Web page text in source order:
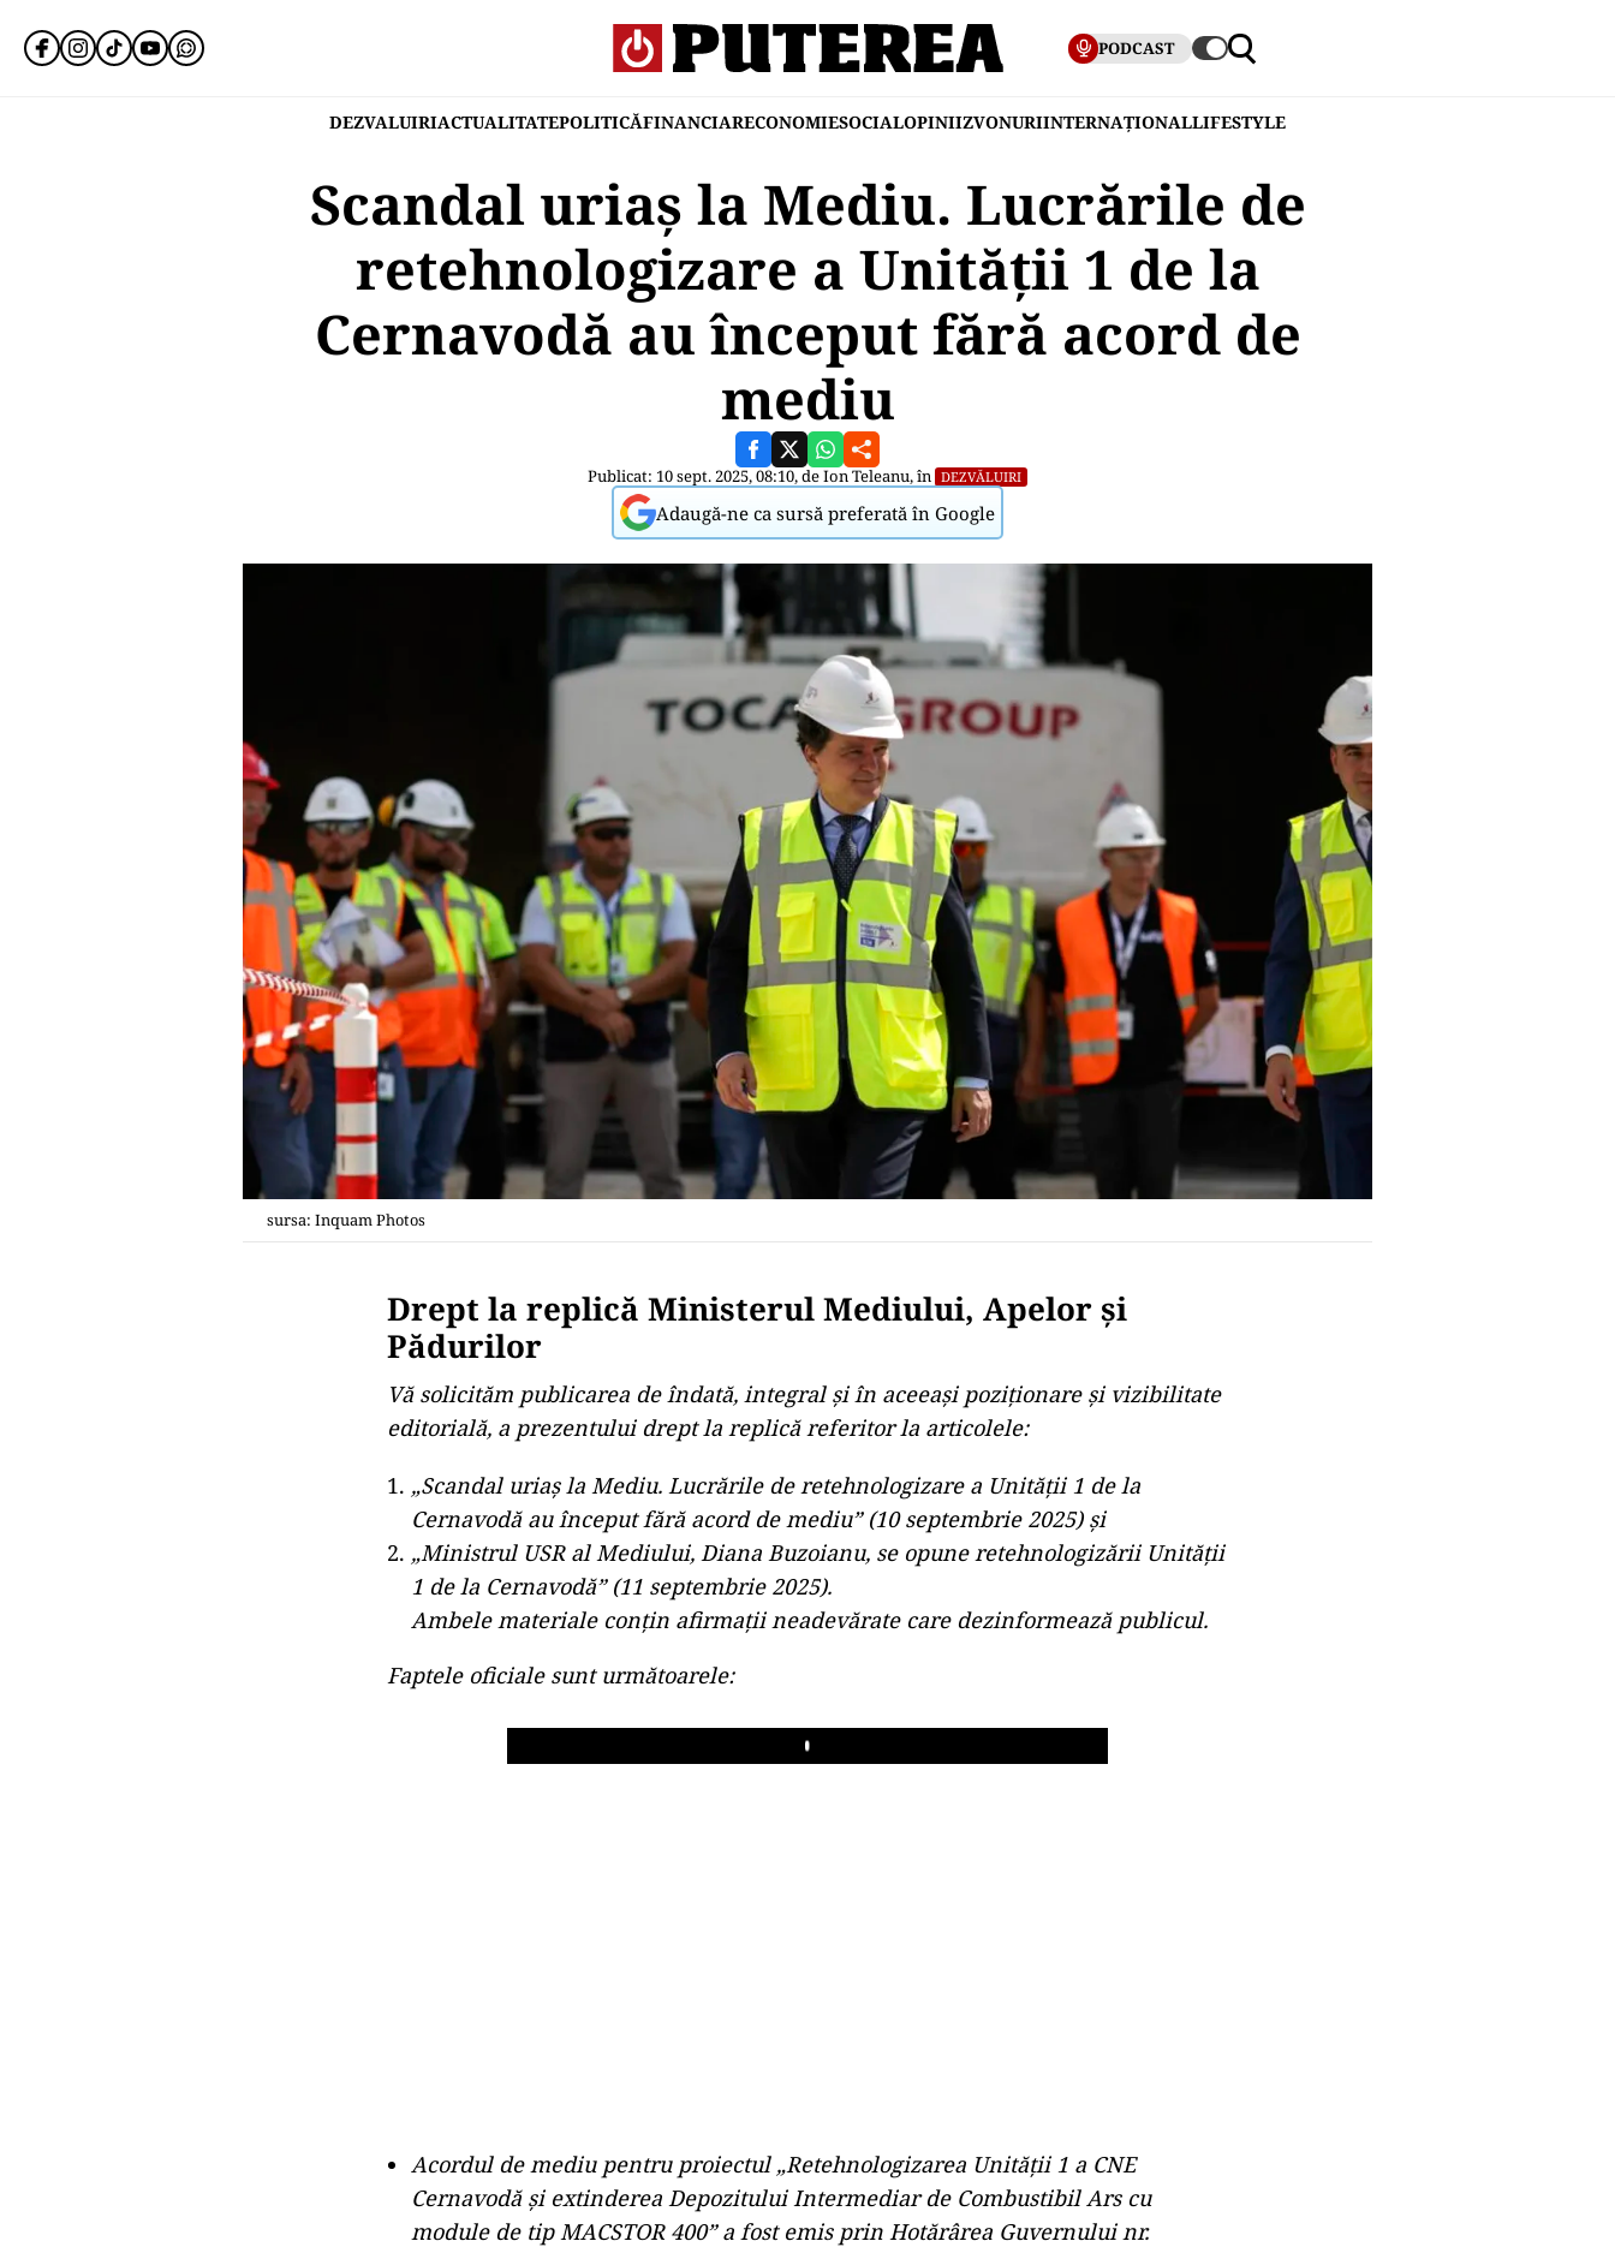
PODCAST
DEZVALUIRIACTUALITATEPOLITICĂFINANCIARECONOMIESOCIALOPINIIZVONURIINTERNAȚIONALLIFESTYLE
Scandal uriaș la Mediu. Lucrările de
retehnologizare a Unității 1 de la
Cernavodă au început fără acord de
mediu
Publicat: 10 sept. 2025, 08:10, deIon Teleanu, în DEZVĂLUIRI
Adaugă-ne ca sursă preferată în Google
sursa: Inquam Photos
Drept la replică Ministerul Mediului, Apelor și
Pădurilor
Vă solicităm publicarea de îndată, integral și în aceeași poziționare și vizibilitate
editorială, a prezentului drept la replică referitor la articolele:
„Scandal uriaș la Mediu. Lucrările de retehnologizare a Unității 1 de la
Cernavodă au început fără acord de mediu” (10 septembrie 2025) și
„Ministrul USR al Mediului, Diana Buzoianu, se opune retehnologizării Unității
1 de la Cernavodă” (11 septembrie 2025).
Ambele materiale conțin afirmații neadevărate care dezinformează publicul.
Faptele oficiale sunt următoarele:
Play
Acordul de mediu pentru proiectul „Retehnologizarea Unității 1 a CNE
Cernavodă și extinderea Depozitului Intermediar de Combustibil Ars cu
module de tip MACSTOR 400” a fost emis prin Hotărârea Guvernului nr.